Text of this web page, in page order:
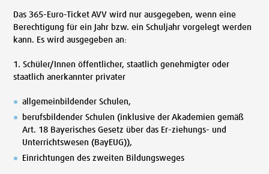
Das 365-Euro-Ticket AVV wird nur ausgegeben, wenn eine
Berechtigung für ein Jahr bzw. ein Schuljahr vorgelegt werden
kann. Es wird ausgegeben an:
1. Schüler/Innen öffentlicher, staatlich genehmigter oder
staatlich anerkannter privater
allgemeinbildender Schulen,
berufsbildender Schulen (inklusive der Akademien gemäß
Art. 18 Bayerisches Gesetz über das Er-ziehungs- und
Unterrichtswesen (BayEUG)),
Einrichtungen des zweiten Bildungsweges